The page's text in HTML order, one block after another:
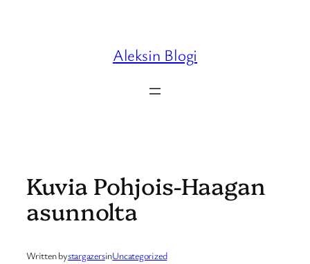
Aleksin Blogi
Kuvia Pohjois-Haagan
asunnolta
Written bystargazersinUncategorized